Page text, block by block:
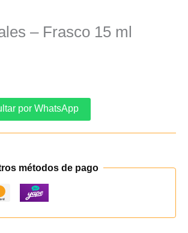
– Frasco 15 ml
por WhatsApp
métodos de pago